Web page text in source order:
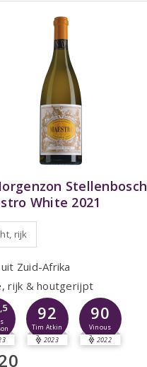
Stellenbosch
White 2021
rijk
Zuid-Afrika
rijk & houtgerijpt
,5 92
Tim Atkin
2023
90
Vinous
2022